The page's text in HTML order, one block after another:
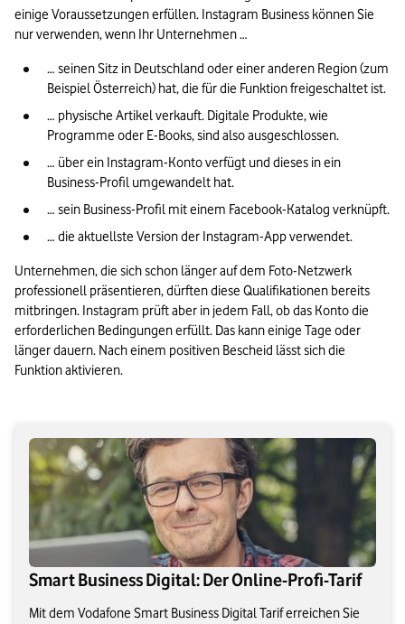
einige Voraussetzungen erfüllen. Instagram Business können Sie
nur verwenden, wenn Ihr Unternehmen …
… seinen Sitz in Deutschland oder einer anderen Region (zum
Beispiel Österreich) hat, die für die Funktion freigeschaltet ist.
… physische Artikel verkauft. Digitale Produkte, wie
Programme oder E-Books, sind also ausgeschlossen.
… über ein Instagram-Konto verfügt und dieses in ein
Business-Profil umgewandelt hat.
… sein Business-Profil mit einem Facebook-Katalog verknüpft.
… die aktuellste Version der Instagram-App verwendet.
Unternehmen, die sich schon länger auf dem Foto-Netzwerk
professionell präsentieren, dürften diese Qualifikationen bereits
mitbringen. Instagram prüft aber in jedem Fall, ob das Konto die
erforderlichen Bedingungen erfüllt. Das kann einige Tage oder
länger dauern. Nach einem positiven Bescheid lässt sich die
Funktion aktivieren.
Smart Business Digital: Der Online-Profi-Tarif
Mit dem Vodafone Smart Business Digital Tarif erreichen Sie